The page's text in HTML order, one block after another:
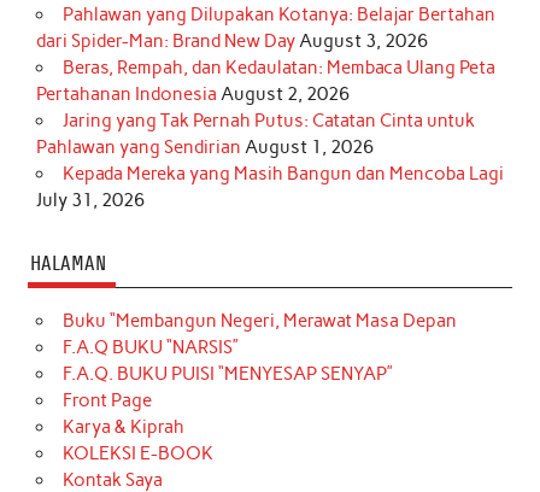
Pahlawan yang Dilupakan Kotanya: Belajar Bertahan
dari Spider-Man: Brand New Day August 3, 2026
Beras, Rempah, dan Kedaulatan: Membaca Ulang Peta
Pertahanan Indonesia August 2, 2026
Jaring yang Tak Pernah Putus: Catatan Cinta untuk
Pahlawan yang Sendirian August 1, 2026
Kepada Mereka yang Masih Bangun dan Mencoba Lagi
July 31, 2026
HALAMAN
Buku “Membangun Negeri, Merawat Masa Depan
F.A.Q BUKU “NARSIS”
F.A.Q. BUKU PUISI “MENYESAP SENYAP”
Front Page
Karya & Kiprah
KOLEKSI E-BOOK
Kontak Saya